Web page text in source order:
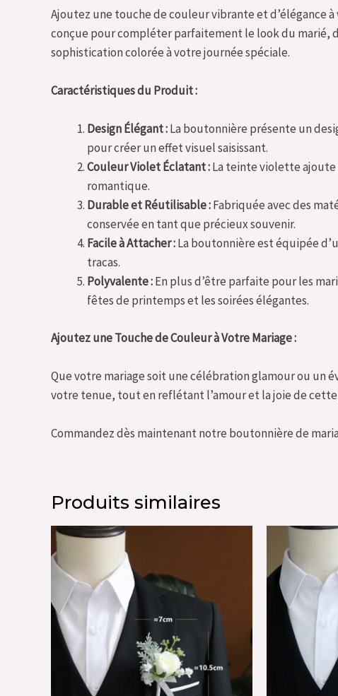
Ajoutez une touche de couleur vibrante et d’élégance
conçue pour compléter parfaitement le look du marié,
sophistication colorée à votre journée spéciale.
Caractéristiques du Produit :
Design Élégant :La boutonnière présente un
pour créer un effet visuel saisissant.
Couleur Violet Éclatant :La teinte violette
romantique.
Durable et Réutilisable :Fabriquée avec des
conservée en tant que précieux souvenir.
Facile à Attacher :La boutonnière est équipée
tracas.
Polyvalente :En plus d’être parfaite pour les
fêtes de printemps et les soirées élégantes.
Ajoutez une Touche de Couleur à Votre Mariage :
Que votre mariage soit une célébration glamour ou
votre tenue, tout en reflétant l’amour et la joie de
Commandez dès maintenant notre boutonnière de
Produits similaires